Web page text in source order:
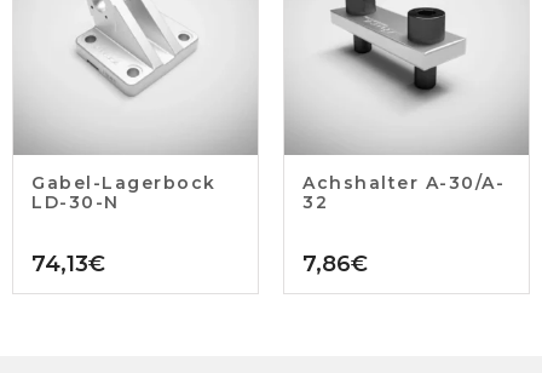
Gabel-Lagerbock
LD-30-N
74,13€
Achshalter A-30/A-
32
7,86€